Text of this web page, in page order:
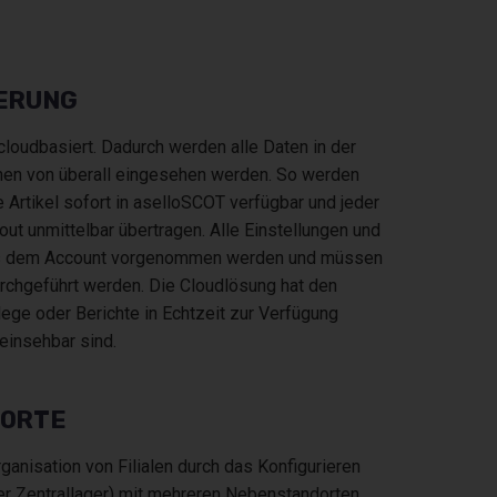
Dadurch werden alle Daten in der
von überall eingesehen werden. So werden
sofort in aselloSCOT verfügbar und jeder
unmittelbar übertragen. Alle Einstellungen und
Account vorgenommen werden und müssen
werden. Die Cloudlösung hat den
oder Berichte in Echtzeit zur Verfügung
sind.
von Filialen durch das Konfigurieren